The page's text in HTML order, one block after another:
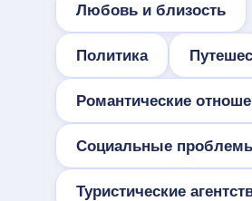
Любовь и близость
Политика
Романтические
Социальные
Туристические